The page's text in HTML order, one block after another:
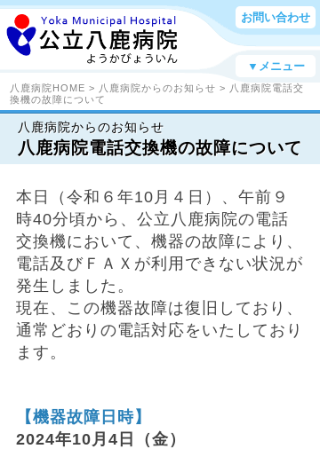
お問い合わせ
▼メニュー
八鹿病院HOME > 八鹿病院からのお知らせ > 八鹿病院電話交
換機の故障について
八鹿病院からのお知らせ
八鹿病院電話交換機の故障について
本日（令和６年10月４日）、午前９
時40分頃から、公立八鹿病院の電話
交換機において、機器の故障により、
電話及びＦＡＸが利用できない状況が
発生しました。
現在、この機器故障は復旧しており、
通常どおりの電話対応をいたしており
ます。
【機器故障日時】
2024年10月4日（金）